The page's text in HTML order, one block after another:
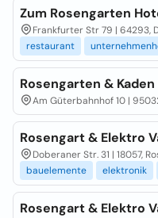
Zum Rosengarten
Frankfurter Str 79 | 64293,
restaurant
Rosengarten & Kaden
Am Güterbahnhof 10 |
Rosengart & Elektro
Doberaner Str. 31 | 18057,
bauelemente
elektronik
Rosengart & Elektro